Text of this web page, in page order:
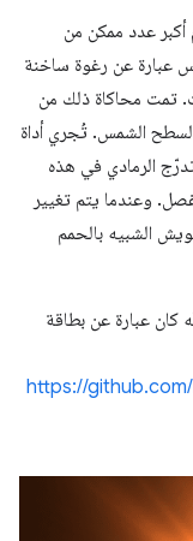
عدد ممكن من
عبارة عن رغوة ساخنة
تمت محاكاة ذلك من
الشمس. تُجري أداة
الرمادي في هذه
وعندما يتم تغيير
الشبيه بالحمم
كان عبارة عن بطاقة
https://